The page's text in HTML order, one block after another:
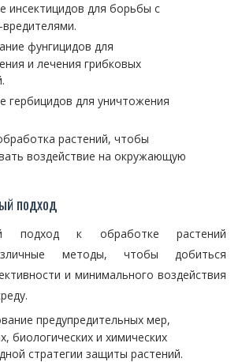
инсектицидов для борьбы с
фунгицидов для
и лечения грибковых
гербицидов для уничтожения
растений, чтобы
воздействие на окружающую
подход
подход к обработке растений
методы, чтобы добиться
и минимального воздействия
предупредительных мер,
биологических и химических
стратегии защиты растений.